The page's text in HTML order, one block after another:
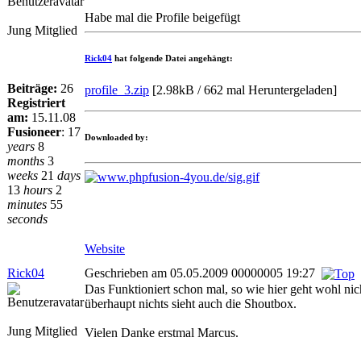
Jung Mitglied
Beiträge: 26
Registriert
am: 15.11.08
Fusioneer: 17
years 8
months 3
weeks 21 days
13 hours 2
minutes 55
seconds
Habe mal die Profile beigefügt
Rick04 hat folgende Datei angehängt:
profile_3.zip [2.98kB / 662 mal Heruntergeladen]
Downloaded by:
Website
Rick04
Geschrieben am 05.05.2009 00000005 19:27
Jung Mitglied
Das Funktioniert schon mal, so wie hier geht wohl
überhaupt nichts sieht auch die Shoutbox.
Vielen Danke erstmal Marcus.